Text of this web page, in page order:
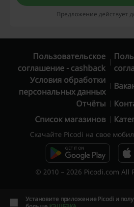
Установите приложение Picodi и
Предложение действует
Пользовательское
соглашение - cashback
Условия обработки
персональных данных
Отчёты
Список магазинов
Скачайте Picodi на свое
© 2010 – 2026 Picodi.com All